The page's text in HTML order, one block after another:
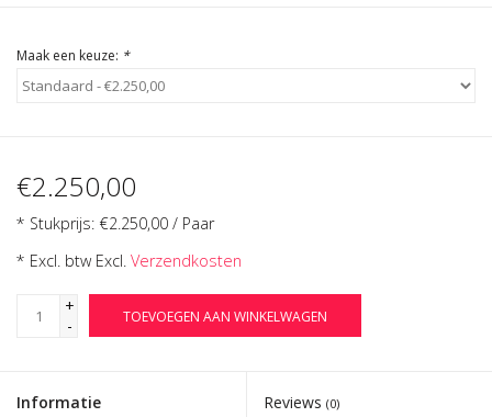
Maak een keuze: *
€2.250,00
* Stukprijs: €2.250,00 / Paar
* Excl. btw Excl. Verzendkosten
+
-
TOEVOEGEN AAN WINKELWAGEN
Informatie Reviews (0)